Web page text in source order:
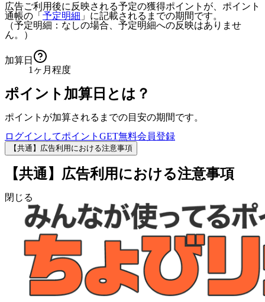
広告ご利用後に反映される予定の獲得ポイントが、ポイント
通帳の「 予定明細 」に記載されるまでの期間です。
（予定明細：なしの場合、予定明細への反映はありませ
ん。）
加算日
1ヶ月程度
ポイント加算日とは？
ポイントが加算されるまでの目安の期間です。
ログインしてポイントGET無料会員登録
【共通】広告利用における注意事項
【共通】広告利用における注意事項
閉じる